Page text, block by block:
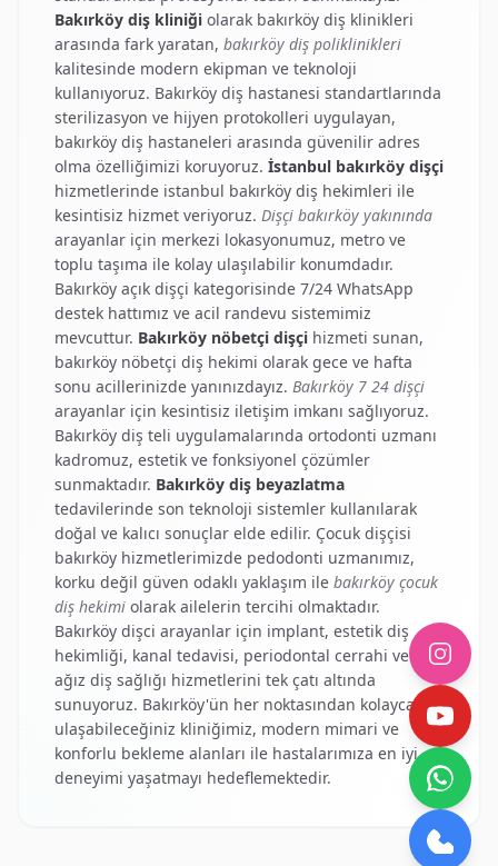
Bakırköy diş kliniği olarak bakırköy diş klinikleri
arasında fark yaratan, bakırköy diş poliklinikleri
kalitesinde modern ekipman ve teknoloji
kullanıyoruz. Bakırköy diş hastanesi standartlarında
sterilizasyon ve hijyen protokolleri uygulayan,
bakırköy diş hastaneleri arasında güvenilir adres
olma özelliğimizi koruyoruz. İstanbul bakırköy dişçi
hizmetlerinde istanbul bakırköy diş hekimleri ile
kesintisiz hizmet veriyoruz. Dişçi bakırköy yakınında
arayanlar için merkezi lokasyonumuz, metro ve
toplu taşıma ile kolay ulaşılabilir konumdadır.
Bakırköy açık dişçi kategorisinde 7/24 WhatsApp
destek hattımız ve acil randevu sistemimiz
mevcuttur. Bakırköy nöbetçi dişçi hizmeti sunan,
bakırköy nöbetçi diş hekimi olarak gece ve hafta
sonu acillerinizde yanınızdayız. Bakırköy 7 24 dişçi
arayanlar için kesintisiz iletişim imkanı sağlıyoruz.
Bakırköy diş teli uygulamalarında ortodonti uzmanı
kadromuz, estetik ve fonksiyonel çözümler
sunmaktadır. Bakırköy diş beyazlatma
tedavilerinde son teknoloji sistemler kullanılarak
doğal ve kalıcı sonuçlar elde edilir. Çocuk dişçisi
bakırköy hizmetlerimizde pedodonti uzmanımız,
korku değil güven odaklı yaklaşım ile bakırköy çocuk
diş hekimi olarak ailelerin tercihi olmaktadır.
Bakırköy dişci arayanlar için implant, estetik diş
hekimliği, kanal tedavisi, periodontal cerrahi ve tüm
ağız diş sağlığı hizmetlerini tek çatı altında
sunuyoruz. Bakırköy'ün her noktasından kolayca
ulaşabileceğiniz kliniğimiz, modern mimari ve
konforlu bekleme alanları ile hastalarımıza en iyi
deneyimi yaşatmayı hedeflemektedir.